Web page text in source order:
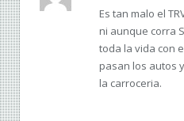
Es tan malo el
ni aunque corra
toda la vida con
pasan los autos
la carroceria.